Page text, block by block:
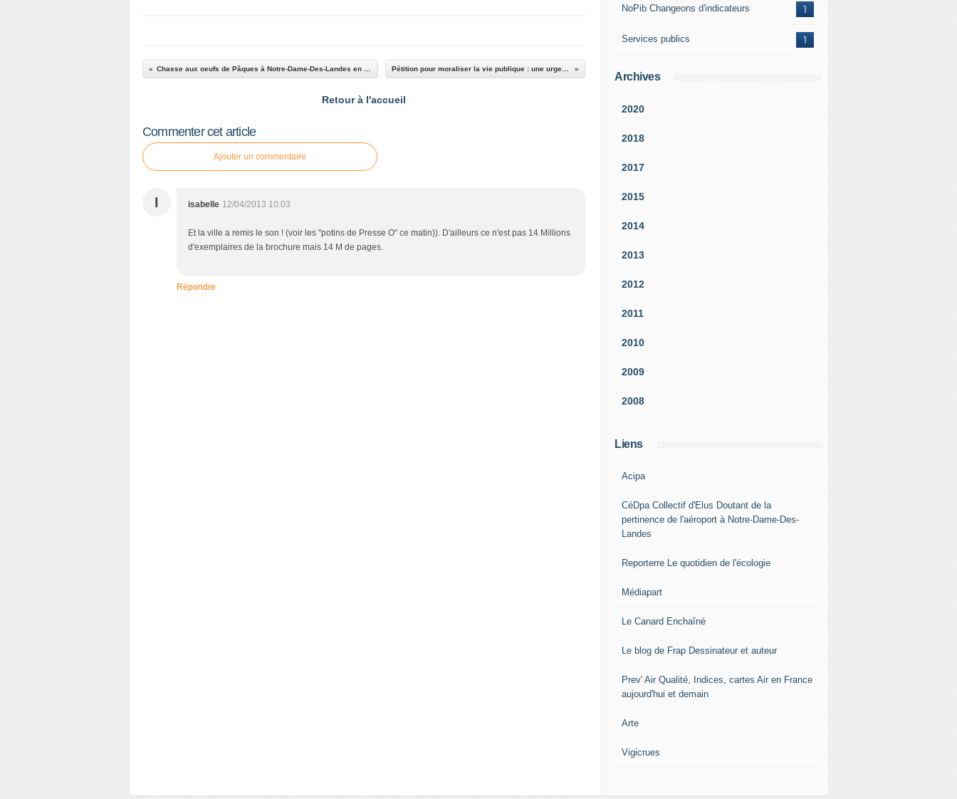
Pétition pour moraliser la vie publique : une urgence !
Retour à l'accueil
Commenter cet article
Ajouter un commentaire
I isabelle 12/04/2013 10:03
Et la ville a remis le son ! (voir les "potins de Presse O" ce matin)). D'ailleurs ce n'est pas 14 Millions
d'exemplaires de la brochure mais 14 M de pages.
Répondre
1
NoPib Changeons d'indicateurs
1
Services publics
Archives
2020
2018
2017
2015
2014
2013
2012
2011
2010
2009
2008
Liens
Acipa
CéDpa Collectif d'Elus Doutant de la
pertinence de l'aéroport à Notre-Dame-Des-
Landes
Reporterre Le quotidien de l'écologie
Médiapart
Le Canard Enchaîné
Le blog de Frap Dessinateur et auteur
Prev' Air Qualité, Indices, cartes Air en France
aujourd'hui et demain
Arte
Vigicrues